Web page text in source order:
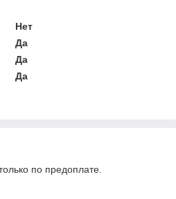
Нет
Да
Да
Да
по предоплате.